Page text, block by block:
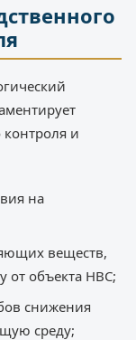
контроля и
на
веществ,
объекта НВС;
снижения
среду;